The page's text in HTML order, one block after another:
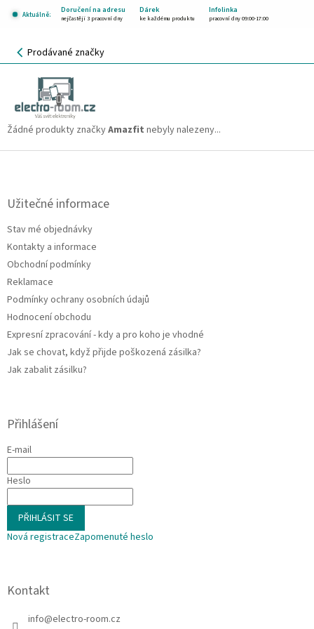
Aktuálně:
Doručení na adresu Dárek Infolinka
nejčastěji 3 pracovní dny ke každému produktu pracovní dny 09:00-17:00
NÁKUPNÍ
KOŠÍK
Prodávané značky
Amazfit
Žádné produkty značkyAmazfit nebyly nalezeny...
Z
Užitečné informace
Stav mé objednávky
Kontakty a informace
Obchodní podmínky
Reklamace
Podmínky ochrany osobních údajů
Hodnocení obchodu
Expresní zpracování - kdy a pro koho je vhodné
Jak se chovat, když přijde poškozená zásilka?
Jak zabalit zásilku?
Přihlášení
E-mail
Heslo
PŘIHLÁSIT SE
Nová registraceZapomenuté heslo
Kontakt
info@electro-room.cz